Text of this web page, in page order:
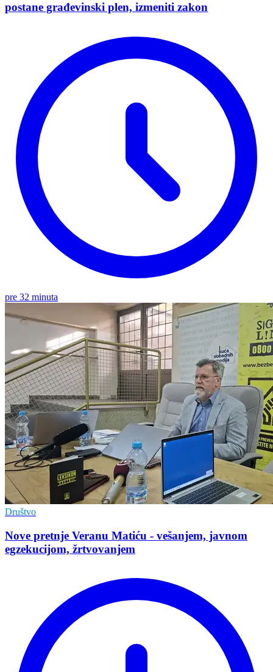
postane građevinski plen, izmeniti zakon
pre 32 minuta
Društvo
Nove pretnje Veranu Matiću - vešanjem, javnom
egzekucijom, žrtvovanjem